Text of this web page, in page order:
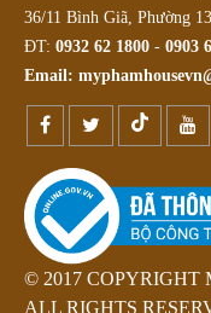
36/11 Bình Giã, Phường
ĐT: 0932 62 1800 - 0903
Email:
© 2017 COPYRIGHT
ALL RIGHTS